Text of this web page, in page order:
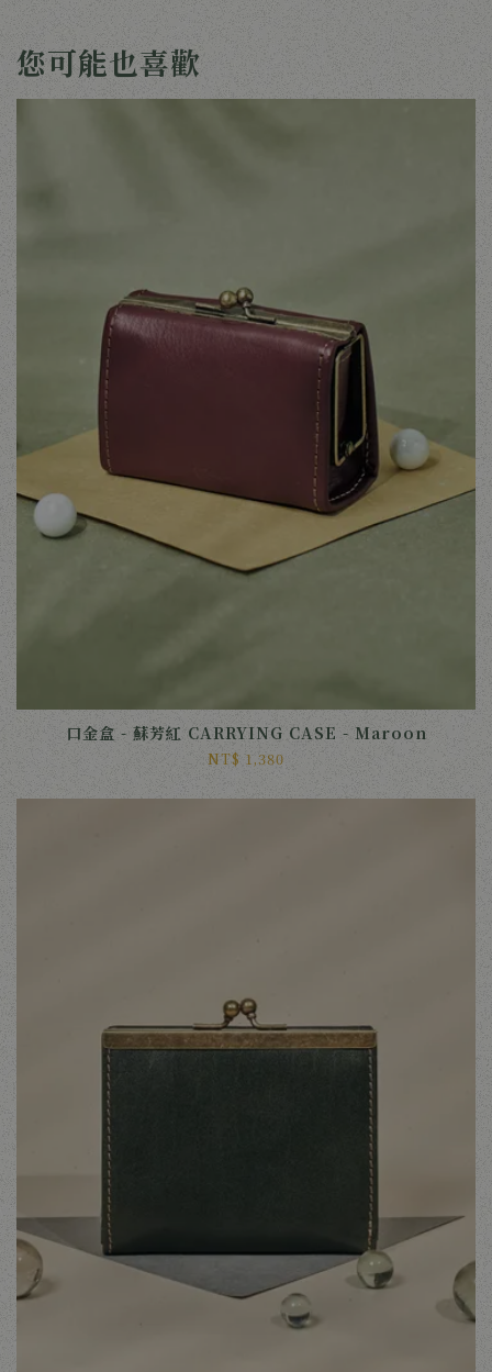
您可能也喜歡
口金盒 - 蘇芳紅 CARRYING CASE - Maroon
NT$ 1,380